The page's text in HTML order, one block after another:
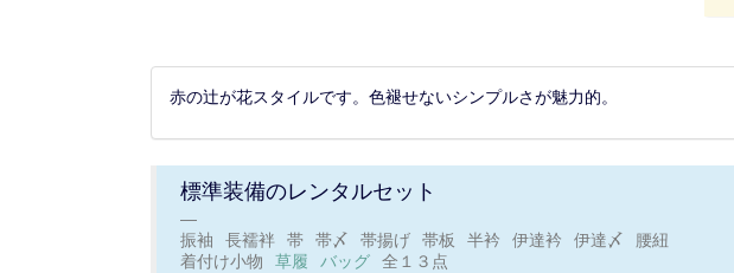
赤の辻が花スタイルです。色褪せないシンプルさが魅力的。
標準装備のレンタルセット
振袖 長襦袢 帯 帯〆 帯揚げ 帯板 半衿 伊達衿 伊達〆
腰紐
着付け小物
草履 バッグ 全１３点